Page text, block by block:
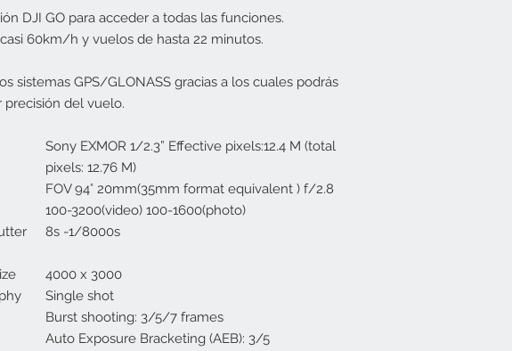
DJI GO para acceder a todas las funciones.
60km/h y vuelos de hasta 22 minutos.
sistemas GPS/GLONASS gracias a los cuales podrás
precisión del vuelo.
Sony EXMOR 1/2.3” Effective pixels:12.4 M (total
pixels: 12.76 M)
FOV 94° 20mm(35mm format equivalent ) f/2.8
100-3200(video) 100-1600(photo)
8s -1/8000s
4000 x 3000
Single shot
Burst shooting: 3/5/7 frames
Auto Exposure Bracketing (AEB): 3/5